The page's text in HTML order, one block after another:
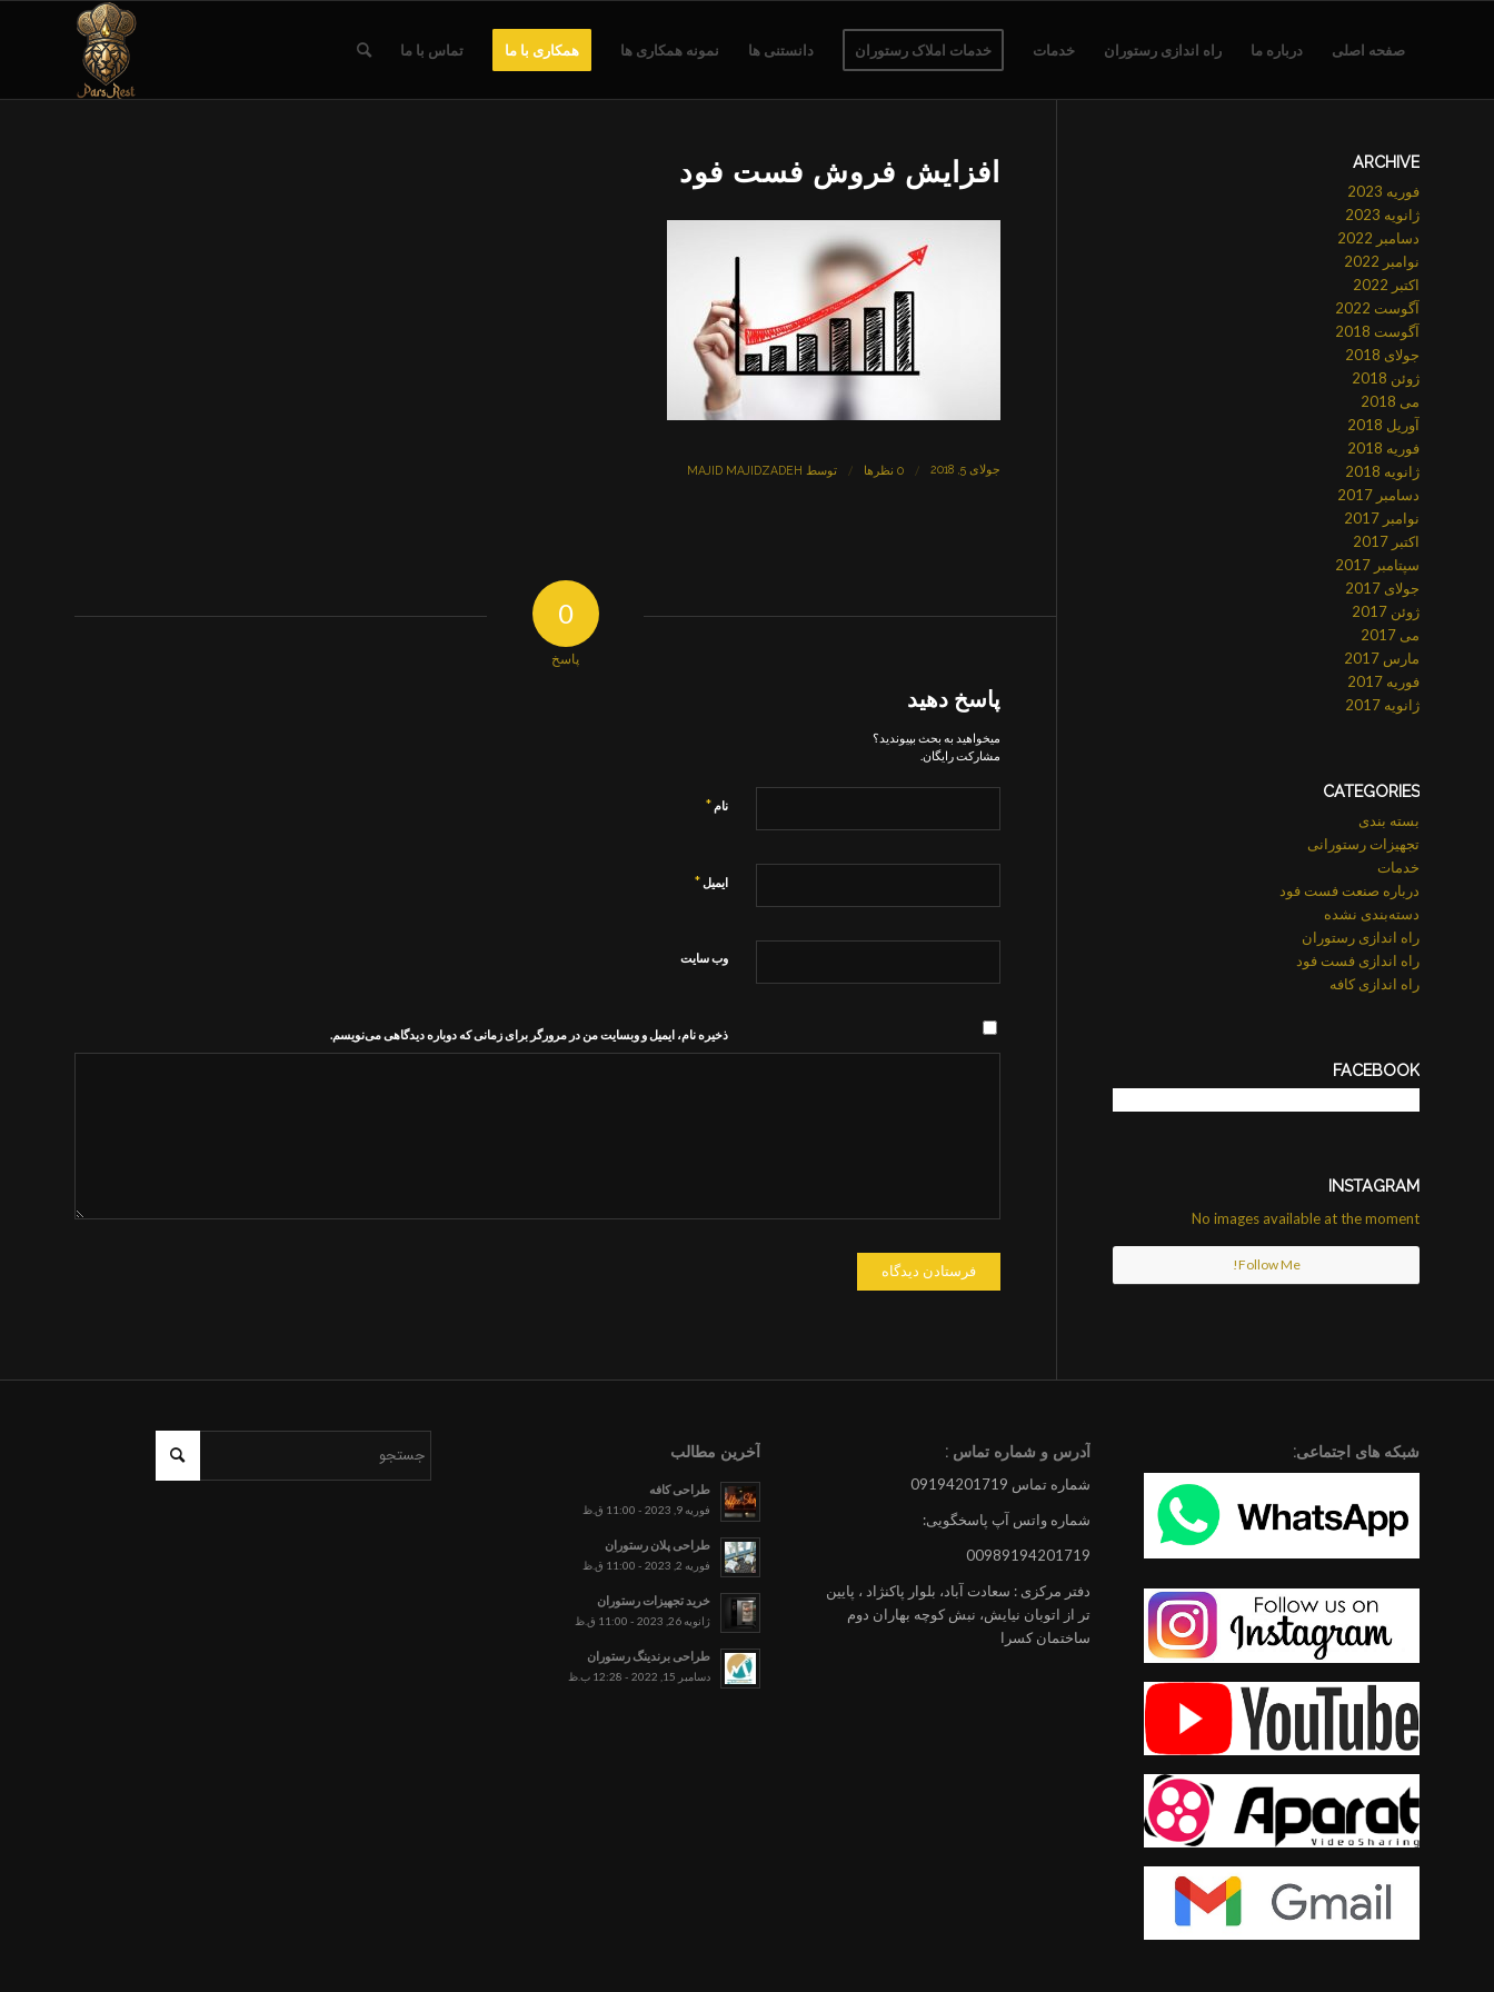
صفحه اصلی درباره ما راه اندازی رستوران خدمات خدمات املاک رستوران دانستنی ها نمونه همکاری ها همکاری با ما تماس با ما
افزایش فروش فست فود
جولای 5, 2018 / 0 نظرها / توسط MAJID MAJIDZADEH
0
پاسخ
پاسخ دهید
میخواهید به بحث بپیوندید؟
مشارکت رایگان.
نام *
ایمیل *
وب‌ سایت
ذخیره نام، ایمیل و وبسایت من در مرورگر برای زمانی که دوباره دیدگاهی می‌نویسم.
ARCHIVE
فوریه 2023
ژانویه 2023
دسامبر 2022
نوامبر 2022
اکتبر 2022
آگوست 2022
آگوست 2018
جولای 2018
ژوئن 2018
می 2018
آوریل 2018
فوریه 2018
ژانویه 2018
دسامبر 2017
نوامبر 2017
اکتبر 2017
سپتامبر 2017
جولای 2017
ژوئن 2017
می 2017
مارس 2017
فوریه 2017
ژانویه 2017
CATEGORIES
بسته بندی
تجهیزات رستورانی
خدمات
درباره صنعت فست فود
دسته‌بندی نشده
راه اندازی رستوران
راه اندازی فست فود
راه اندازی کافه
FACEBOOK
INSTAGRAM
No images available at the moment
Follow Me!
شبکه های اجتماعی:
آدرس و شماره تماس :
شماره تماس 09194201719
شماره واتس آپ پاسخگویی:
00989194201719
دفتر مرکزی : سعادت آباد، بلوار پاکنژاد ، پایین
تر از اتوبان نیایش، نبش کوچه بهاران دوم
ساختمان کسرا
آخرین مطالب
طراحی کافه
فوریه 9, 2023 - 11:00 ق.ظ
طراحی پلان رستوران
فوریه 2, 2023 - 11:00 ق.ظ
خرید تجهیزات رستوران
ژانویه 26, 2023 - 11:00 ق.ظ
طراحی برندینگ رستوران
دسامبر 15, 2022 - 12:28 ب.ظ